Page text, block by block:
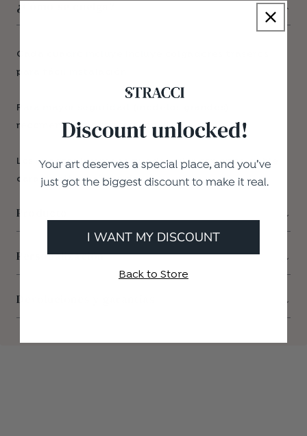
¿Cómo se cuelga?
Cada cuadro incluye Incluye colgadores traseros
para fácil instalación.
Para mayor seguridad (modelos grandes),
recomendamos tacos y tornillos.
Los cuadros ligeros se pueden fijar con cinta doble
cara de alta resistencia.
Producto
Personalización
Devoluciones y garantías
I WANT MY DISCOUNT
Back to Store